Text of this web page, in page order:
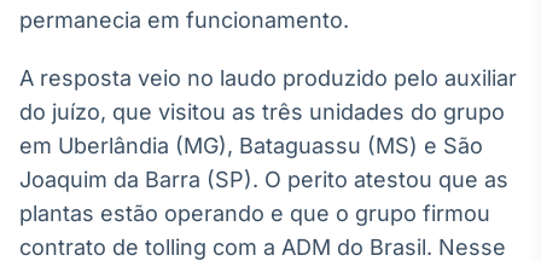
Wallboard
Conteúdos e
dados para
displays e telas
Broadcast
Curadoria
permanecia em funcionamento.
A resposta veio no laudo produzido pelo auxiliar
do juízo, que visitou as três unidades do grupo
em Uberlândia (MG), Bataguassu (MS) e São
Joaquim da Barra (SP). O perito atestou que as
plantas estão operando e que o grupo firmou
contrato de tolling com a ADM do Brasil. Nesse